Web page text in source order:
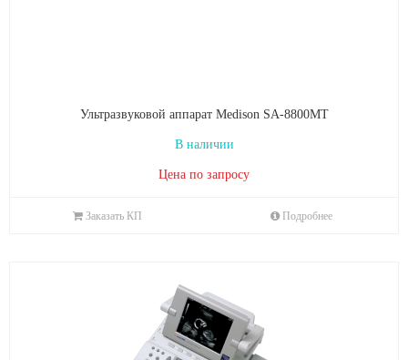
Ультразвуковой аппарат Medison SA-8800MT
В наличии
Цена по запросу
Заказать КП Подробнее